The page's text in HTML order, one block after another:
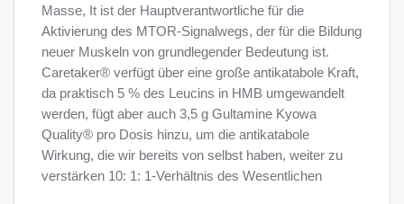
Masse, It ist der Hauptverantwortliche für die
Aktivierung des MTOR-Signalwegs, der für die Bildung
neuer Muskeln von grundlegender Bedeutung ist.
Caretaker® verfügt über eine große antikatabole Kraft,
da praktisch 5 % des Leucins in HMB umgewandelt
werden, fügt aber auch 3,5 g Gultamine Kyowa
Quality® pro Dosis hinzu, um die antikatabole
Wirkung, die wir bereits von selbst haben, weiter zu
verstärken 10: 1: 1-Verhältnis des Wesentlichen